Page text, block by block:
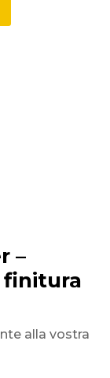
–
finitura
alla vostra